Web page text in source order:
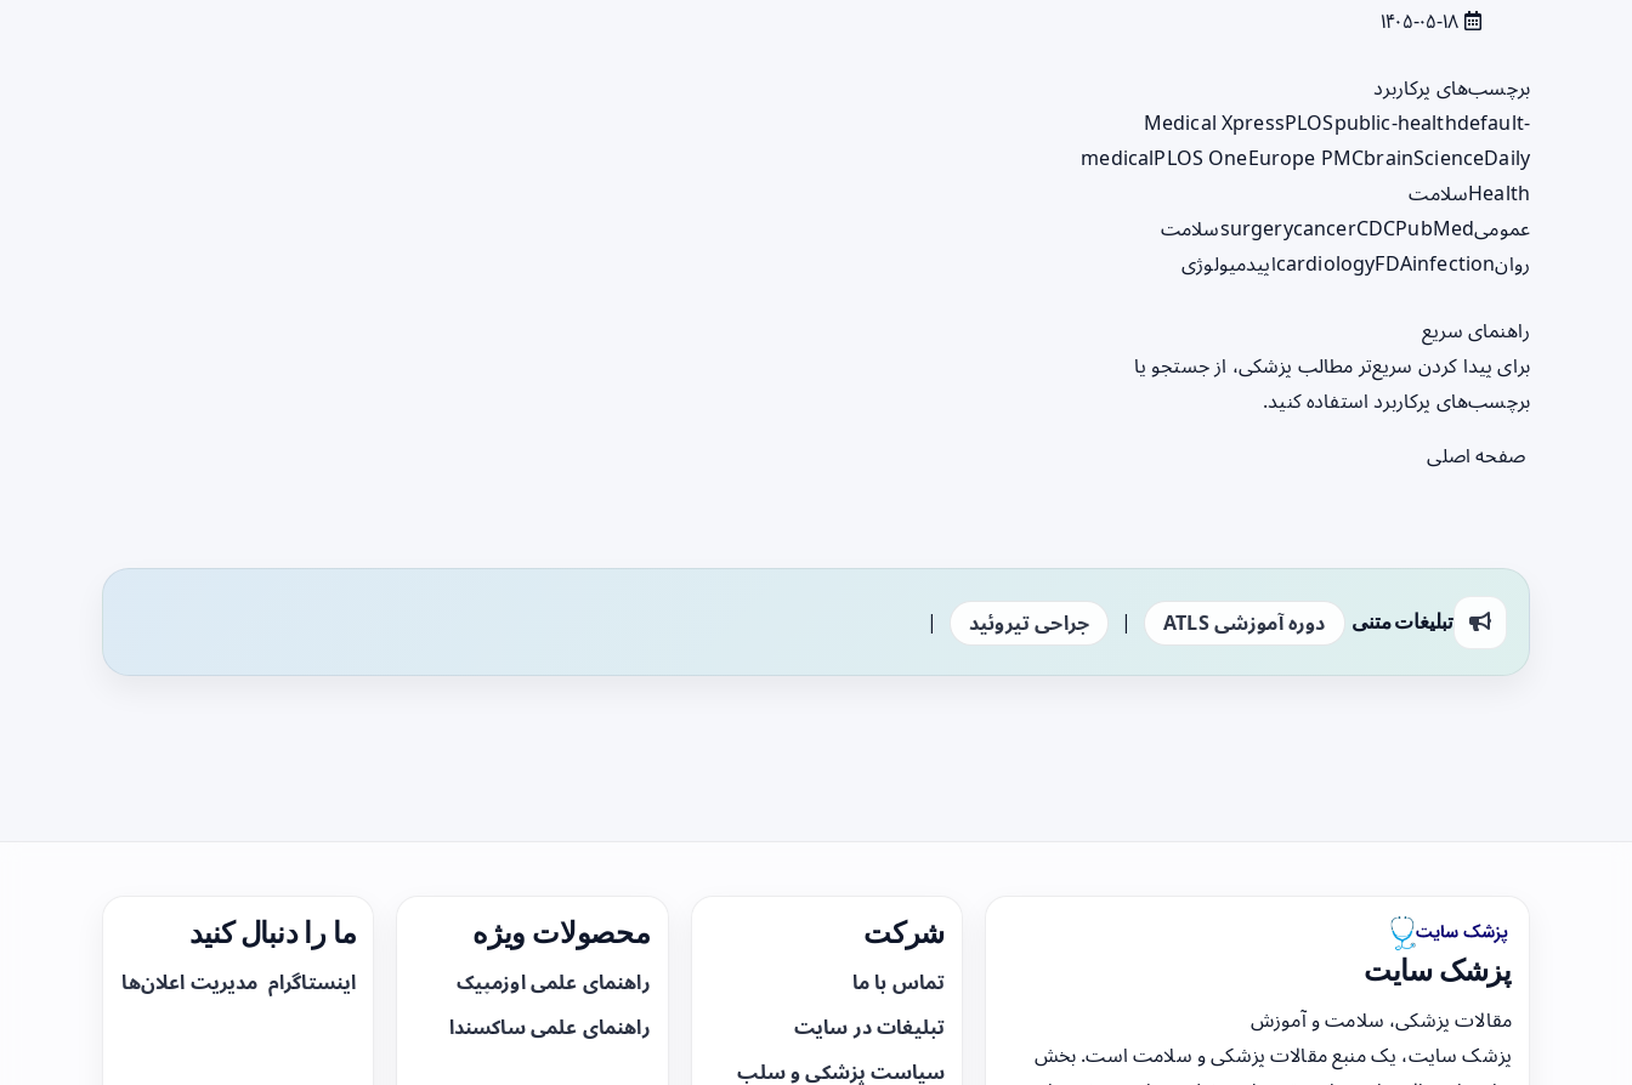
برچسب‌های پرکاربرد
Medical XpressPLOSpublic-healthdefault-
medicalPLOS OneEurope PMCbrainScienceDaily
Healthسلامت
عمومی
surgerycancerCDCPubMed
سلامت
روان
cardiologyFDAinfection اپیدمیولوژی
راهنمای سریع
برای پیدا کردن سریع‌تر مطالب پزشکی، از جستجو یا
برچسب‌های پرکاربرد استفاده کنید.
صفحه اصلی
تبلیغات متنی دوره آموزشی ATLS | جراحی تیروئید |
پزشک سایت
مقالات پزشکی، سلامت و آموزش
پزشک سایت، یک منبع مقالات پزشکی و سلامت است. بخش
شرکت
تماس با ما
تبلیغات در سایت
سیاست پزشکی و سلب
محصولات ویژه
راهنمای علمی اوزمپیک
راهنمای علمی ساکسندا
ما را دنبال کنید
اینستاگرام مدیریت اعلان‌ها